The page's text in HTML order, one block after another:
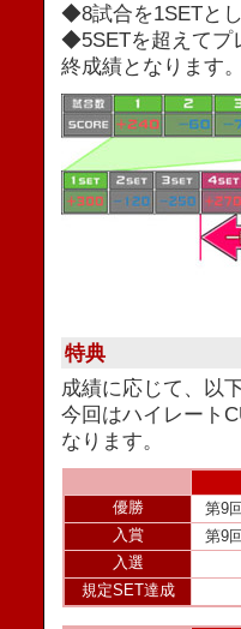
◆8試合を1SETと
◆5SETを超えてプ
終成績となります
特典
成績に応じて、以
今回はハイレート
なります。
優勝
第9
入賞
第9
入選
規定SET達成